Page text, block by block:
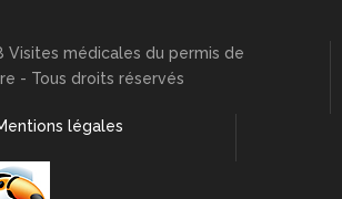
Visites médicales du permis de
- Tous droits réservés
légales